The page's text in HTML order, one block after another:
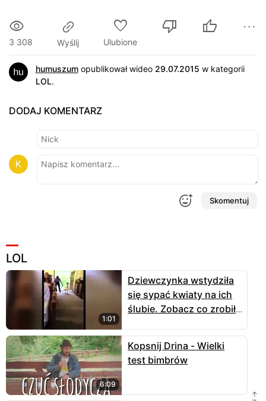
3 308 Wyślij Ulubione
humuszumopublikował wideo 29.07.2015 w kategorii
LOL.
DODAJ KOMENTARZ
Skomentuj
LOL
1:01
Dziewczynka wstydziła
się sypać kwiaty na ich
ślubie. Zobacz co zrobił
6:09
Kopsnij Drina - Wielki
test bimbrów